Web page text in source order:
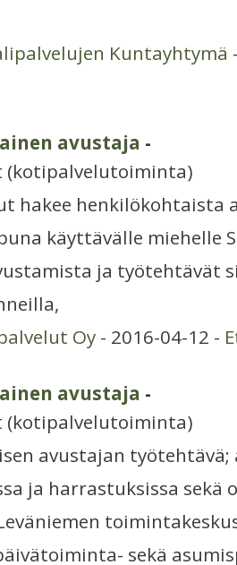
Kuntayhtymä
avustaja -
(kotipalvelutoiminta)
hakee henkilökohtaista
käyttävälle miehelle
ja työtehtävät
Oy - 2016-04-12 -
avustaja -
(kotipalvelutoiminta)
avustajan työtehtävä;
ja harrastuksissa sekä
sekä